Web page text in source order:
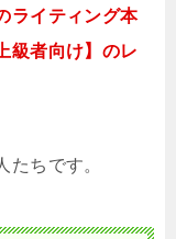
ライティング本
級者向け】のレ
ちです。